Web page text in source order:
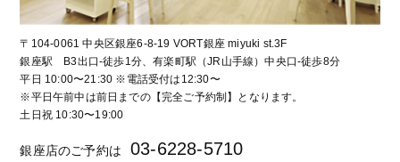
〒104-0061 中央区銀座6-8-19 VORT銀座 miyuki st.3F
銀座駅 B3出口-徒歩1分、有楽町駅（JR山手線）中央口-徒歩8分
平日 10:00〜21:30 ※電話受付は12:30〜
※平日午前中は前日までの【完全ご予約制】となります。
土日祝 10:30〜19:00
銀座店のご予約は 03-6228-5710